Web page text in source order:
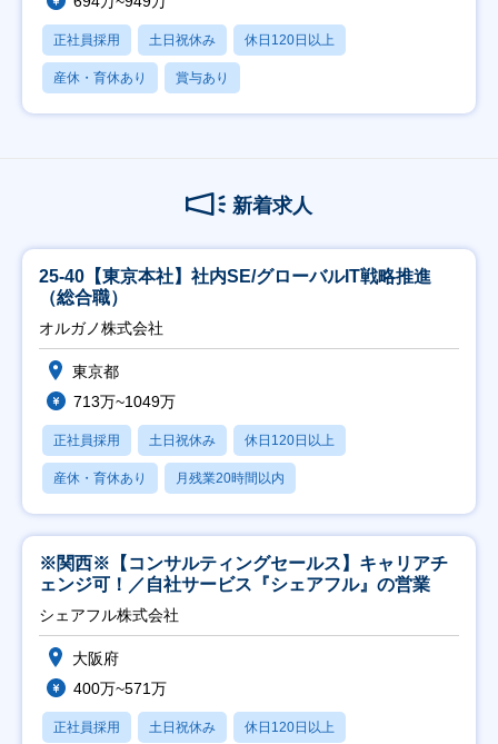
正社員採用 土日祝休み 休日120日以上
産休・育休あり 賞与あり
新着求人
25-40【東京本社】社内SE/グローバルIT戦略推進
（総合職）
オルガノ株式会社
東京都
713万~1049万
正社員採用 土日祝休み 休日120日以上
産休・育休あり 月残業20時間以内
※関西※【コンサルティングセールス】キャリアチ
ェンジ可！／自社サービス『シェアフル』の営業
シェアフル株式会社
大阪府
400万~571万
正社員採用 土日祝休み 休日120日以上